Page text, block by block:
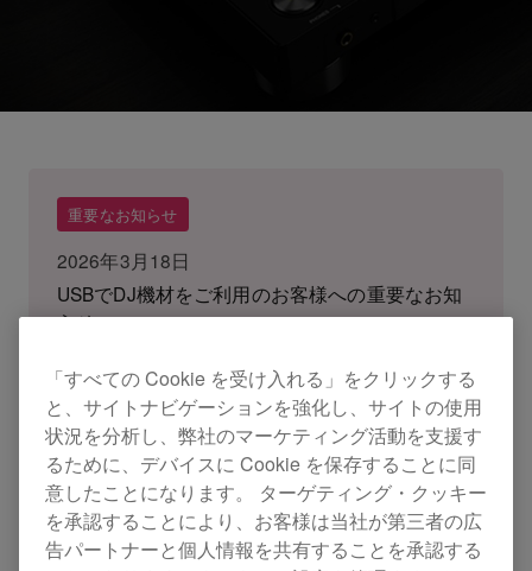
重要なお知らせ
2026年3月18日
USBでDJ機材をご利用のお客様への重要なお知
らせ
2026年1月7日
CDJ-3000 ファームウェア Ver.3.30に関するご説
明とお詫び
「すべての Cookie を受け入れる」をクリックする
と、サイトナビゲーションを強化し、サイトの使用
状況を分析し、弊社のマーケティング活動を支援す
るために、デバイスに Cookie を保存することに同
意したことになります。 ターゲティング・クッキー
を承認することにより、お客様は当社が第三者の広
告パートナーと個人情報を共有することを承認する